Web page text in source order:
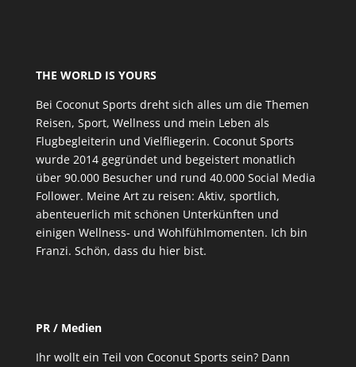
THE WORLD IS YOURS
Bei Coconut Sports dreht sich alles um die Themen
Reisen, Sport, Wellness und mein Leben als
Flugbegleiterin und Vielfliegerin. Coconut Sports
wurde 2014 gegründet und begeistert monatlich
über 90.000 Besucher und rund 40.000 Social Media
Follower. Meine Art zu reisen: Aktiv, sportlich,
abenteuerlich mit schönen Unterkünften und
einigen Wellness- und Wohlfühlmomenten. Ich bin
Franzi. Schön, dass du hier bist.
PR / Medien
Ihr wollt ein Teil von Coconut Sports sein? Dann